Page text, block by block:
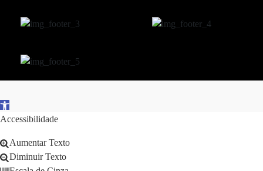
Open toolbar
Accessibilidade
Aumentar Texto
Diminuir Texto